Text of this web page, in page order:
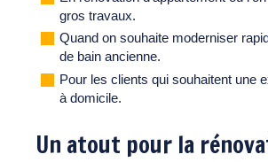
gros travaux.
Quand on souhaite moderniser
de bain ancienne.
Pour les clients qui souhaitent une
à domicile.
Un atout pour la